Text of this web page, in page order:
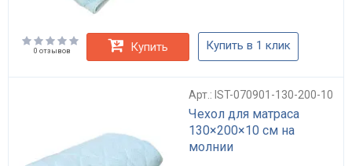
0 отзывов Купить Купить в 1 клик
Арт.: IST-070901-130-200-10
Чехол для матраса
130×200×10 см на
молнии